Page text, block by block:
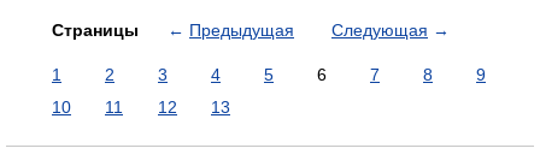
Страницы ← Предыдущая Следующая →
1 2 3 4 5 6 7 8
9
10
11 12 13